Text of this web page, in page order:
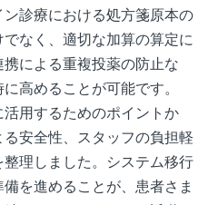
診療における処方箋原本の
なく、適切な加算の算定に
による重複投薬の防止な
高めることが可能です。
用するためのポイントか
安全性、スタッフの負担軽
理しました。システム移行
を進めることが、患者さま